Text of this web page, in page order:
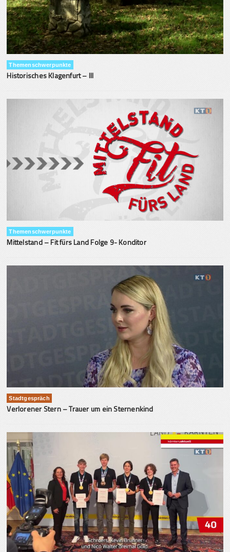
Themenschwerpunkte
Historisches Klagenfurt – III
Themenschwerpunkte
Mittelstand – Fit fürs Land Folge 9- Konditor
Stadtgespräch
Verlorener Stern – Trauer um ein Sternenkind